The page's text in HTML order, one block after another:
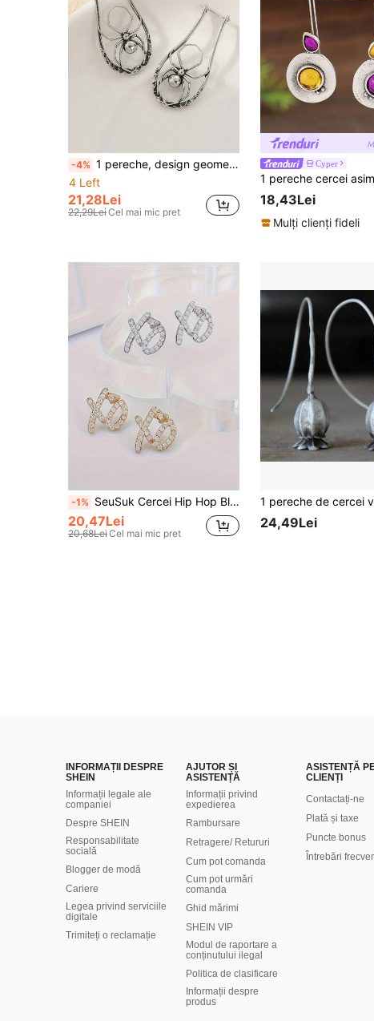
-4% 1 pereche, design geometric retro la modă, înfășurat în formă de păianjen 3D, potrivit pentru festivaluri de muzică și petreceri
4 Left
21,28Lei
22,29LeiCel mai mic pret
Cyper
18,43Lei
Mulți clienți fideli
-1% SeuSuk Cercei Hip Hop Bling Ice Out XO Letter, cercei hipoalergenici cu stras complet pentru bărbați și femei, bijuterii de modă
20,47Lei
20,68LeiCel mai mic pret
24,49Lei
INFORMAȚII DESPRE
SHEIN
Informații legale ale
companiei
Despre SHEIN
Responsabilitate
socială
Blogger de modă
Cariere
Legea privind serviciile
digitale
Trimiteți o reclamație
AJUTOR ȘI
ASISTENȚĂ
Informații privind
expedierea
Rambursare
Retragere/ Retururi
Cum pot comanda
Cum pot urmări
comanda
Ghid mărimi
SHEIN VIP
Modul de raportare a
conținutului ilegal
Politica de clasificare
​Informații despre
produs
ASISTENȚĂ
CLIENȚI
Contactați-ne
Plată și taxe
Puncte bonus
Întrebări